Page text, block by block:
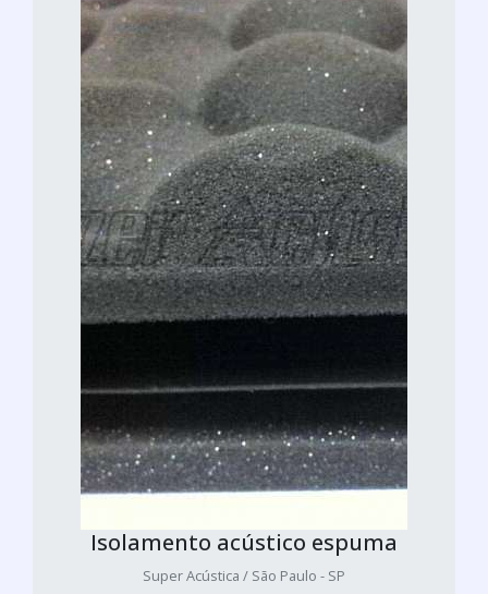
Isolamento acústico espuma
Super Acústica / São Paulo - SP